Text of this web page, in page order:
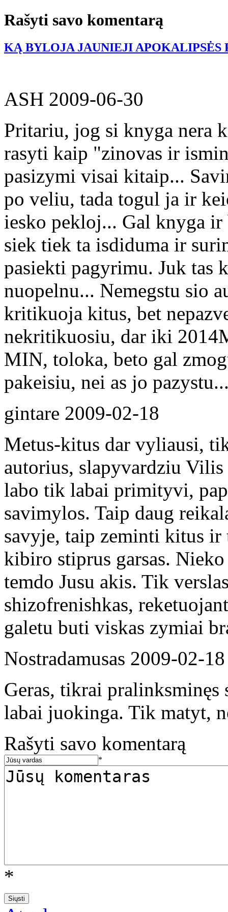
Rašyti savo komentarą
KĄ BYLOJA JAUNIEJI APOKALIPSĖS
ASH 2009-06-30
Pritariu, jog si knyga nera
rasyti kaip "zinovas ir
pasizymi visai kitaip...
po veliu, tada togul ja ir
iesko pekloj... Gal knyga ir
siek tiek ta isdiduma ir
pasiekti pagyrimu. Juk tas
nuopelnu... Nemegstu sio
kritikuoja kitus, bet
nekritikuosiu, dar iki
MIN, toloka, beto gal
pakeisiu, nei as jo
gintare 2009-02-18
Metus-kitus dar vyliausi,
autorius, slapyvardziu
labo tik labai primityvi,
savimylos. Taip daug
savyje, taip zeminti kitus
kibiro stiprus garsas.
temdo Jusu akis. Tik
shizofrenishkas,
galetu buti viskas zymiai
Nostradamusas 2009-02-18
Geras, tikrai pralinksminęs
labai juokinga. Tik matyt,
Rašyti savo komentarą
*
*